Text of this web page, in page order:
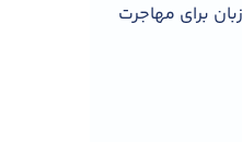
برای مهاجرت